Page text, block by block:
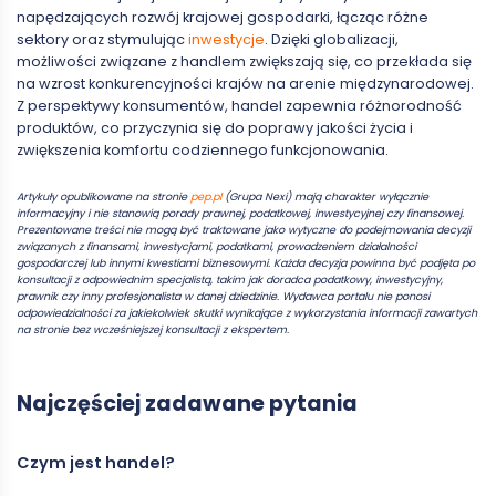
napędzających rozwój krajowej gospodarki, łącząc różne
sektory oraz stymulującinwestycje. Dzięki globalizacji,
możliwości związane z handlem zwiększają się, co przekłada się
na wzrost konkurencyjności krajów na arenie międzynarodowej.
Z perspektywy konsumentów, handel zapewnia różnorodność
produktów, co przyczynia się do poprawy jakości życia i
zwiększenia komfortu codziennego funkcjonowania.
Artykuły opublikowane na stroniepep.pl(Grupa Nexi) mają charakter wyłącznie
informacyjny i nie stanowią porady prawnej, podatkowej, inwestycyjnej czy finansowej.
Prezentowane treści nie mogą być traktowane jako wytyczne do podejmowania decyzji
związanych z finansami, inwestycjami, podatkami, prowadzeniem działalności
gospodarczej lub innymi kwestiami biznesowymi. Każda decyzja powinna być podjęta po
konsultacji z odpowiednim specjalistą, takim jak doradca podatkowy, inwestycyjny,
prawnik czy inny profesjonalista w danej dziedzinie. Wydawca portalu nie ponosi
odpowiedzialności za jakiekolwiek skutki wynikające z wykorzystania informacji zawartych
na stronie bez wcześniejszej konsultacji z ekspertem.
Najczęściej zadawane pytania
Czym jest handel?